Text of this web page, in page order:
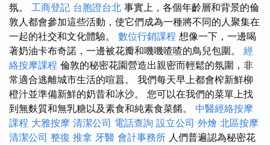
氛。 工商登記 台胞證台北 事實上，各個年齡層和背景的倫
敦人都會參加這些活動，使它們成為一種將不同的人聚集在
一起的社交和文化體驗。 數位行銷課程 想像一下，一邊喝
著奶油卡布奇諾，一邊被花瓣和嘰嘰喳喳的鳥兒包圍。 經
絡按摩課程 倫敦的秘密花園營造出親密而輕鬆的氛圍，非
常適合逃離城市生活的喧囂。 我們每天早上都會​​榨新鮮柳
橙汁並準備新鮮的奶昔和冰沙。 您可以在我們的菜單上找
到無麩質和無乳糖以及素食和純素食菜餚。 中醫經絡按摩
課程 大雅按摩 清潔公司 電話查詢 設立公司 外燴 北區按摩
清潔公司 整復 推拿 牙醫 會計事務所 人們普遍認為秘密花